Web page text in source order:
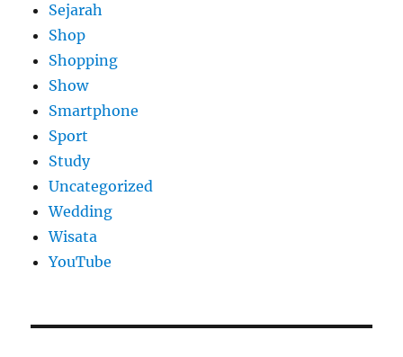
Sejarah
Shop
Shopping
Show
Smartphone
Sport
Study
Uncategorized
Wedding
Wisata
YouTube